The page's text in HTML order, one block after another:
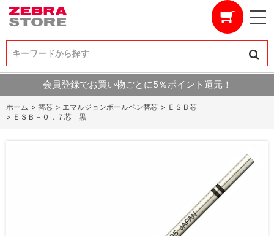
キーワードから探す
キーワードから探す
会員登録でお買い物ごとに5％ポイント還元！
ホーム > 替芯 > エマルジョンボールペン替芯 > ＥＳＢ芯
> ＥＳＢ－０．７芯 黒